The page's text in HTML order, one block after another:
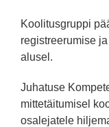
Koolitusgruppi
registreerumise
alusel.
Juhatuse
mittetäitumisel
osalejatele